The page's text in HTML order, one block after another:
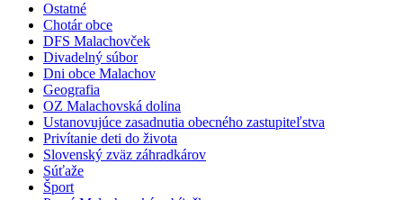
Ostatné
Chotár obce
DFS Malachovček
Divadelný súbor
Dni obce Malachov
Geografia
OZ Malachovská dolina
Ustanovujúce zasadnutia obecného zastupiteľstva
Privítanie deti do života
Slovenský zväz záhradkárov
Súťaže
Šport